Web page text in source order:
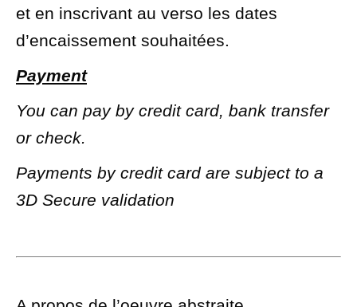
et en inscrivant au verso les dates
d’encaissement souhaitées.
Payment
You can pay by credit card, bank transfer
or check.
Payments by credit card are subject to a
3D Secure validation